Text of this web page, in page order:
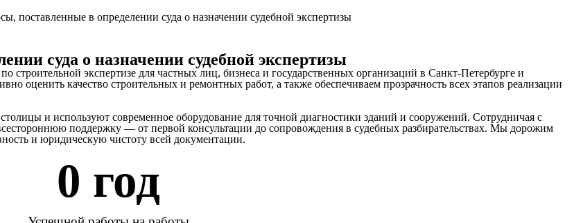
поставленные в определении суда о назначении судебной экспертизы
суда о назначении судебной экспертизы
экспертизе для частных лиц, бизнеса и государственных организаций в Санкт-Петербурге и
оценить качество строительных и ремонтных работ, а также обеспечиваем прозрачность всех этапов реализации
и используют современное оборудование для точной диагностики зданий и сооружений. Сотрудничая с
поддержку — от первой консультации до сопровождения в судебных разбирательствах. Мы дорожим
и юридическую чистоту всей документации.
0 год